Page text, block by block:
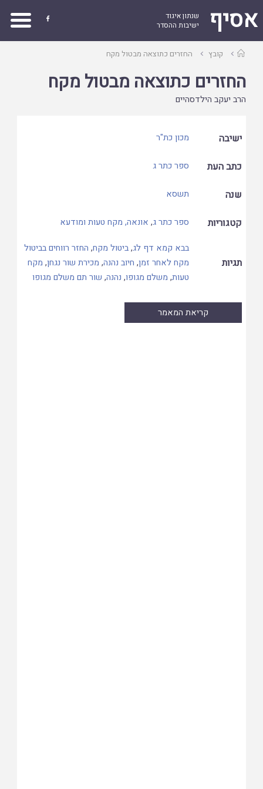
אסיף
שנתון איגוד
ישיבות ההסדר

עמודקובץ החזרים כתוצאה מבטול מקח
החזרים כתוצאה מבטול מקח
הרב יעקב הילדסהיים
ישיבה מכון כת"ר
כתב העת ספר כתר ג
שנה תשסא
קטגוריות ספר כתר ג, אונאה, מקח טעות ומודעא
תגיות
בבא קמא דף לג,ביטול מקח, החזר רווחים בביטול
מקח לאחר זמן, חיוב נהנה, מכירת שור נגחן, מקח
טעות, משלם מגופו, נהנה, שור תם משלם מגופו
קריאת המאמר